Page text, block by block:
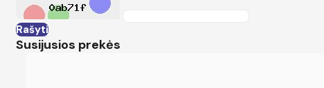
Rašyti
Susijusios prekės